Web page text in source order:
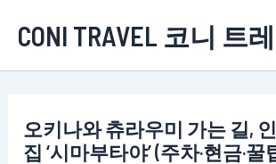
CONI TRAVEL 코니 트
오키나와 츄라우미 가는 길,
집 ‘시마부타야’ (주차·현금·꿀